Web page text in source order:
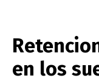
en los